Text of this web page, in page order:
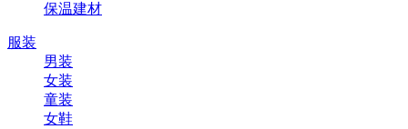
保温建材
服装
男装
女装
童装
女鞋